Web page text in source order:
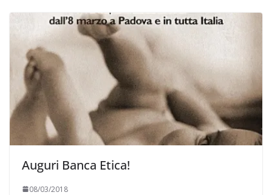
Auguri Banca Etica!
08/03/2018